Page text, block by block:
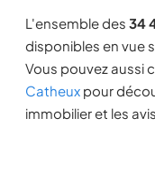
L'ensemble des 34
disponibles en vue
Vous pouvez aussi
Catheux pour
immobilier et les